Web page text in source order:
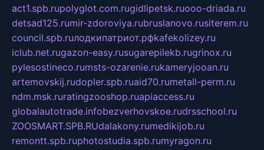
act1.spb.rupolyglot.com.rugidlipetsk.ruooo-driada.ru
detsad125.rumir-zdoroviya.rubruslanovo.rusiterem.ru
council.spb.ruлодкипатриот.рфkafekolizey.ru
iclub.net.rugazon-easy.rusugarepilekb.rugrinox.ru
pylesostineco.rumsts-ozarenie.rukameryjooan.ru
artemovskij.rudopler.spb.ruaid70.rumetall-perm.ru
ndm.msk.ruratingzooshop.ruapiaccess.ru
globalautotrade.infobezverhovskoe.rudrsschool.ru
ZOOSMART.SPB.RUdalakony.rumedikijob.ru
remontt.spb.ruphotostudia.spb.rumyragon.ru